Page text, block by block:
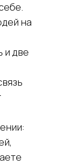
на
и две